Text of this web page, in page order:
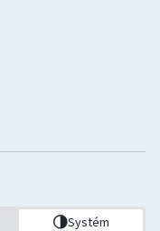
Systém